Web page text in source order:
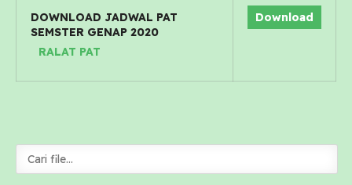
DOWNLOAD JADWAL PAT
SEMSTER GENAP 2020
RALAT PAT
Download